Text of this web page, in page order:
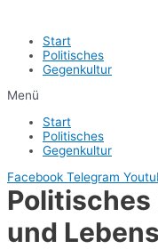
Start
Politisches
Gegenkultur
Menü
Start
Politisches
Gegenkultur
Facebook Telegram
Politisches
und